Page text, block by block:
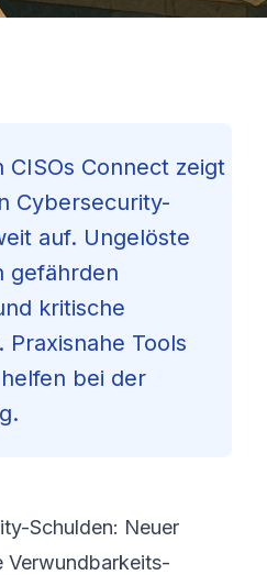
CISOs Connect zeigt
Cybersecurity-
auf. Ungelöste
gefährden
kritische
Tools
bei der
Schulden: Neuer
Verwundbarkeits-